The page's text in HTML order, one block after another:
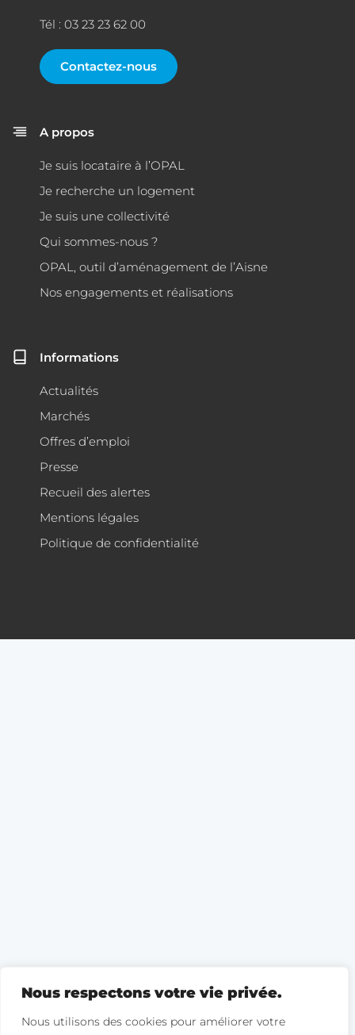
Nous respectons votre vie privée.
Nous utilisons des cookies pour améliorer votre
Tél : 03 23 23 62 00
Contactez-nous
A propos
Je suis locataire à l’OPAL
Je recherche un logement
Je suis une collectivité
Qui sommes-nous ?
OPAL, outil d’aménagement de l’Aisne
Nos engagements et réalisations
Informations
Actualités
Marchés
Offres d’emploi
Presse
Recueil des alertes
Mentions légales
Politique de confidentialité